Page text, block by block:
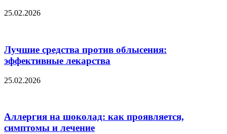
25.02.2026
Лучшие средства против облысения:
эффективные лекарства
25.02.2026
Аллергия на шоколад: как проявляется,
симптомы и лечение